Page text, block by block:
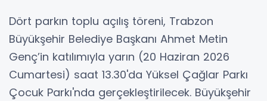
Dört parkın toplu açılış töreni, Trabzon
Büyükşehir Belediye Başkanı Ahmet Metin
Genç’in katılımıyla yarın (20 Haziran 2026
Cumartesi) saat 13.30'da Yüksel Çağlar Parkı
Çocuk Parkı'nda gerçekleştirilecek. Büyükşehir